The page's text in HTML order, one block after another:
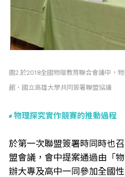
圖2.於2018全國物理教育聯合會議中，
館、國立高雄大學共同簽署聯盟協議
物理探究實作競賽的推動過程
於第一次聯盟簽署時同時也
盟會議，會中提案通過由「
辦大專及高中一同參加全國